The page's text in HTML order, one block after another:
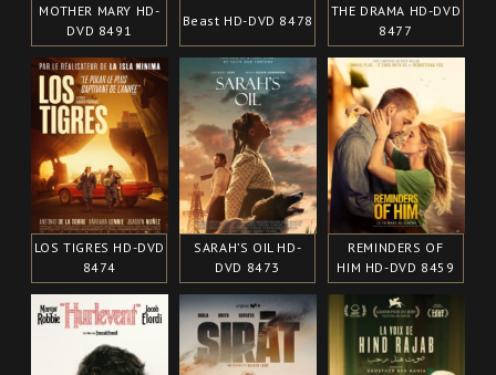
MOTHER MARY HD-
DVD 8491
Beast HD-DVD 8478
THE DRAMA HD-DVD
8477
LOS TIGRES HD-DVD
8474
SARAH’S OIL HD-
DVD 8473
REMINDERS OF
HIM HD-DVD 8459